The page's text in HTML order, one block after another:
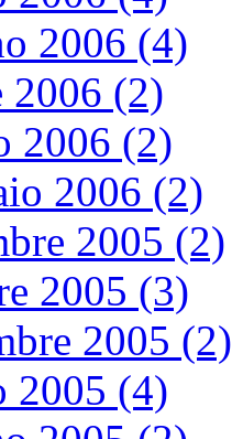
2006 (4)
2006 (2)
2006 (2)
2006 (2)
2005 (2)
2005 (3)
2005 (2)
2005 (4)